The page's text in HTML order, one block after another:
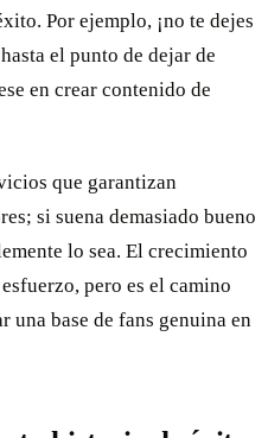
Por ejemplo, ¡no te dejes
el punto de dejar de
en crear contenido de
que garantizan
si suena demasiado bueno
lo sea. El crecimiento
pero es el camino
una base de fans genuina en